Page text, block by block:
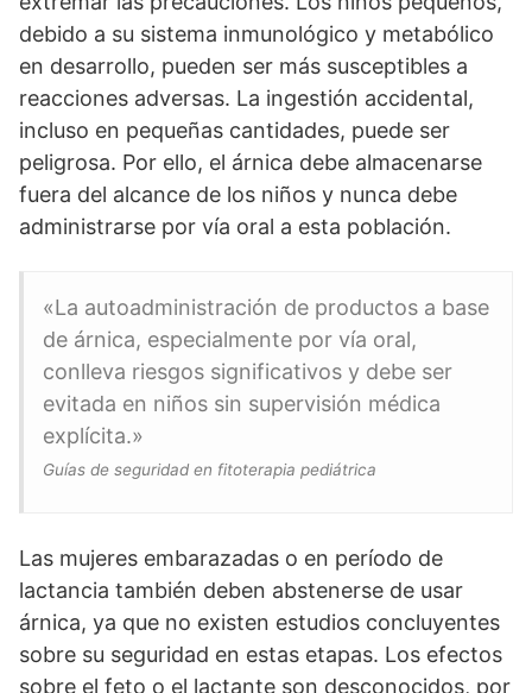
debido a su sistema inmunológico y metabólico
en desarrollo, pueden ser más susceptibles a
reacciones adversas. La ingestión accidental,
incluso en pequeñas cantidades, puede ser
peligrosa. Por ello, el árnica debe almacenarse
fuera del alcance de los niños y nunca debe
administrarse por vía oral a esta población.
«La autoadministración de productos a base
de árnica, especialmente por vía oral,
conlleva riesgos significativos y debe ser
evitada en niños sin supervisión médica
explícita.»
Guías de seguridad en fitoterapia pediátrica
Las mujeres embarazadas o en período de
lactancia también deben abstenerse de usar
árnica, ya que no existen estudios concluyentes
sobre su seguridad en estas etapas. Los efectos
sobre el feto o el lactante son desconocidos, por